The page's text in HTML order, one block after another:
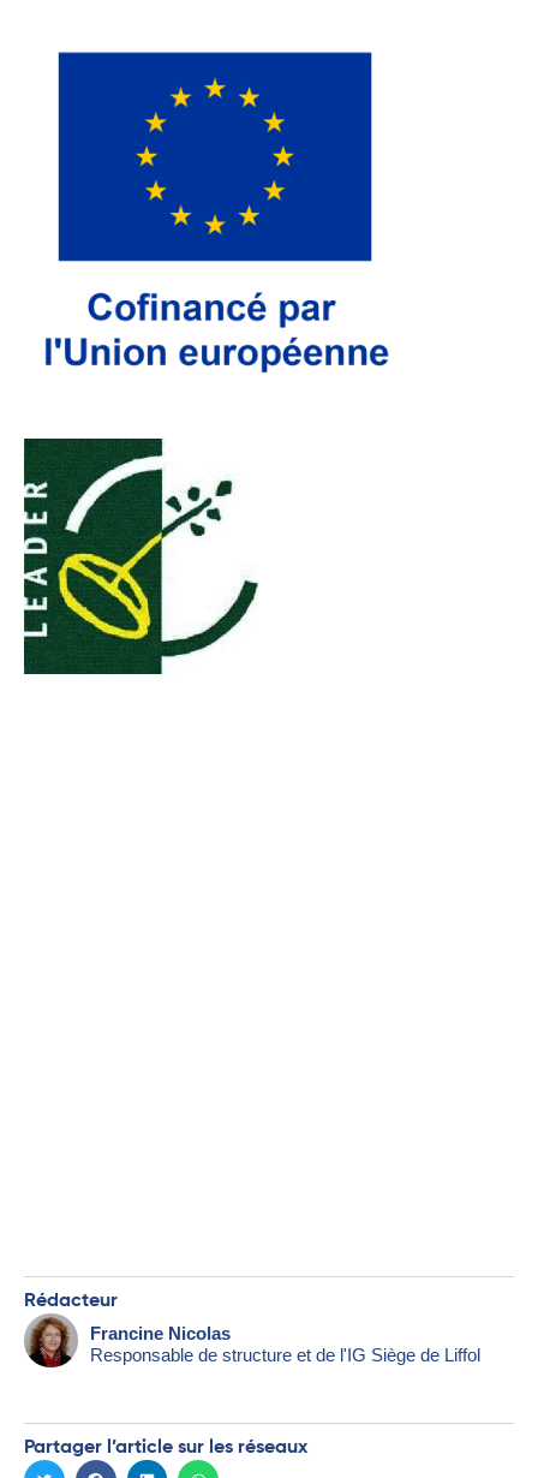
Rédacteur
Francine Nicolas
Responsable de structure et de l'IG Siège de Liffol
Partager l’article sur les réseaux